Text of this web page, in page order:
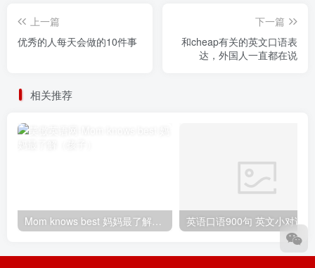
上一篇
优秀的人每天会做的10件事
下一篇
和cheap有关的英文口语表
达，外国人一直都在说
相关推荐